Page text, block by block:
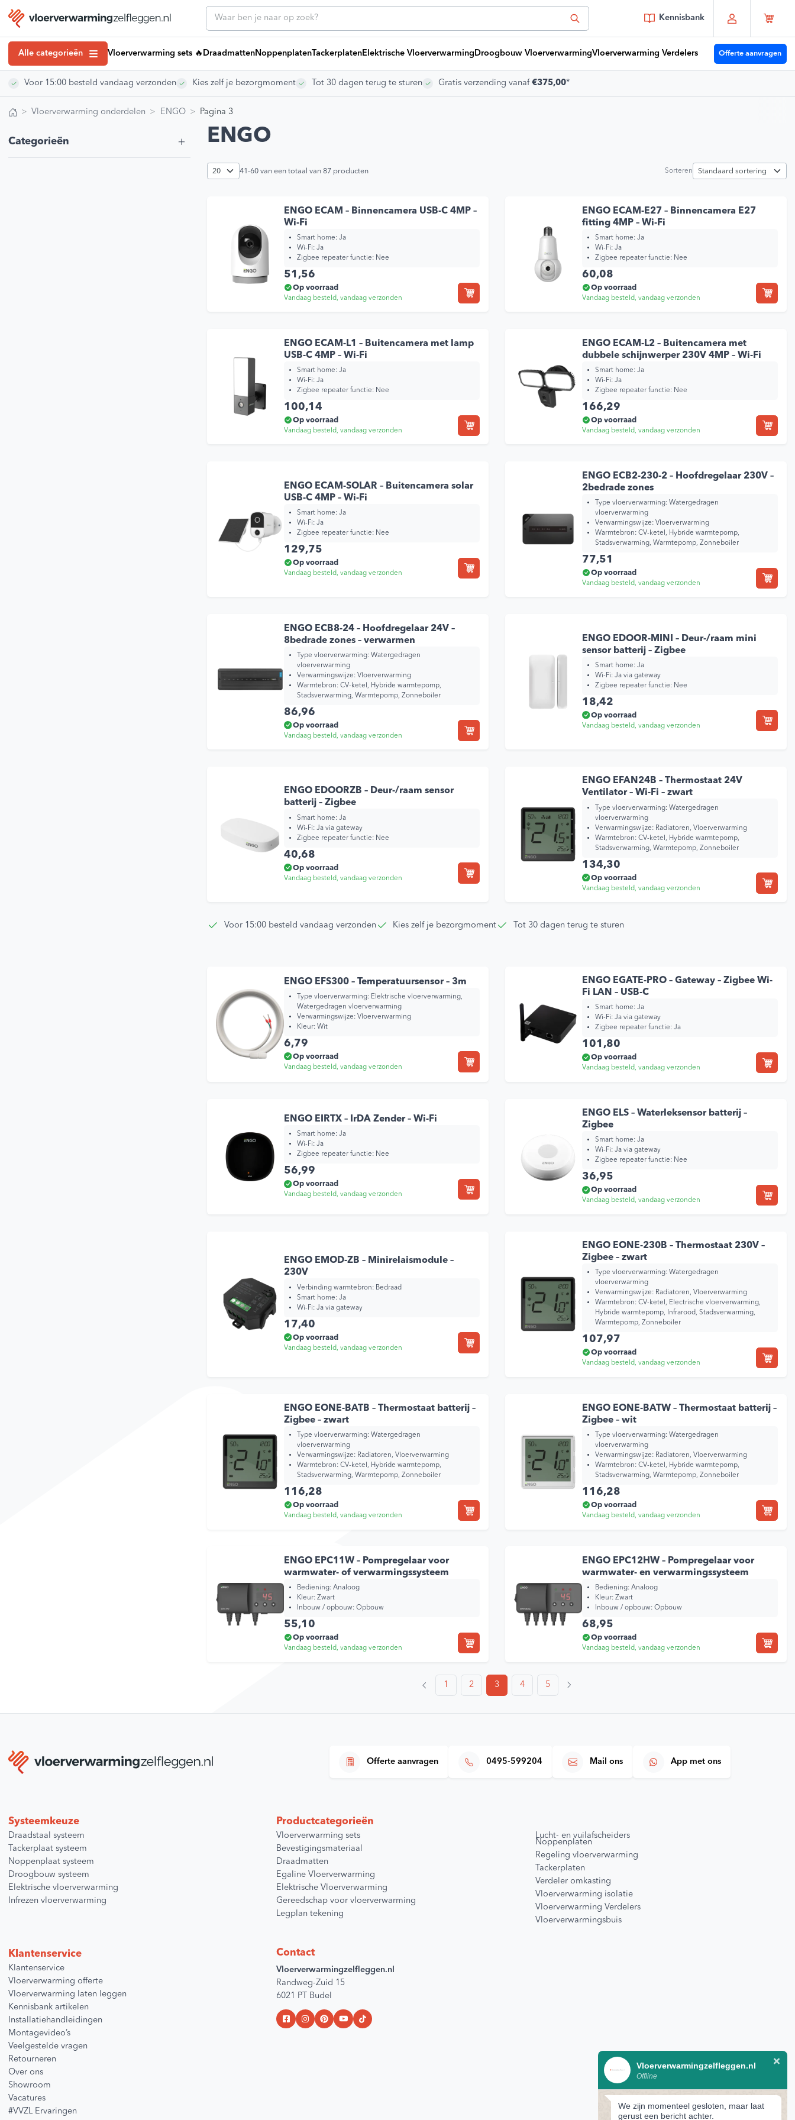
Kennisbank
Alle categorieën
Noppenplaten
Elektrische Vloerverwarming
Klantenservice
Vloerverwarming offerte
Vloerverwarming laten leggen
Kennisbank artikelen
Montagevideo’s
Veelgestelde vragen
Vacatures
#VVZL Ervaringen
Voor 15:00 besteld vandaag verzonden
Gratis verzending vanaf €375,00*
Vloerverwarming sets 🔥 Draadmatten NoppenplatenTackerplaten Elektrische Vloerverwarming Droogbouw VloerverwarmingVloerverwarming Verdelers Offerte aanvragen
Voor 15:00 besteld vandaag verzonden Kies zelf je bezorgmoment Tot 30 dagen terug te sturen Gratis verzending vanaf€375,00*
Vloerverwarming onderdelen ENGO Pagina 3
Categorieën ENGO
41-60van een totaal van 87 producten Sorteren
ENGO ECAM – Binnencamera USB-C 4MP –
Wi-Fi
Smart home: Ja
Wi-Fi: Ja
Zigbee repeater functie: Nee
51,56
Op voorraad
Vandaag besteld, vandaag verzonden
ENGO ECAM-E27 – Binnencamera E27
fitting 4MP – Wi-Fi
Smart home: Ja
Wi-Fi: Ja
Zigbee repeater functie: Nee
60,08
Op voorraad
Vandaag besteld, vandaag verzonden
ENGO ECAM-L1 – Buitencamera met lamp
USB-C 4MP – Wi-Fi
Smart home: Ja
Wi-Fi: Ja
Zigbee repeater functie: Nee
100,14
Op voorraad
Vandaag besteld, vandaag verzonden
ENGO ECAM-L2 – Buitencamera met
dubbele schijnwerper 230V 4MP – Wi-Fi
Smart home: Ja
Wi-Fi: Ja
Zigbee repeater functie: Nee
166,29
Op voorraad
Vandaag besteld, vandaag verzonden
ENGO ECAM-SOLAR – Buitencamera solar
USB-C 4MP – Wi-Fi
Smart home: Ja
Wi-Fi: Ja
Zigbee repeater functie: Nee
129,75
Op voorraad
Vandaag besteld, vandaag verzonden
ENGO ECB2-230-2 – Hoofdregelaar 230V –
2bedrade zones
Type vloerverwarming: Watergedragen
vloerverwarming
Verwarmingswijze: Vloerverwarming
Warmtebron: CV-ketel, Hybride warmtepomp,
Stadsverwarming, Warmtepomp, Zonneboiler
77,51
Op voorraad
Vandaag besteld, vandaag verzonden
ENGO ECB8-24 – Hoofdregelaar 24V –
8bedrade zones – verwarmen
Type vloerverwarming: Watergedragen
vloerverwarming
Verwarmingswijze: Vloerverwarming
Warmtebron: CV-ketel, Hybride warmtepomp,
Stadsverwarming, Warmtepomp, Zonneboiler
86,96
Op voorraad
Vandaag besteld, vandaag verzonden
ENGO EDOOR-MINI – Deur-/raam mini
sensor batterij – Zigbee
Smart home: Ja
Wi-Fi: Ja via gateway
Zigbee repeater functie: Nee
18,42
Op voorraad
Vandaag besteld, vandaag verzonden
ENGO EDOORZB – Deur-/raam sensor
batterij – Zigbee
Smart home: Ja
Wi-Fi: Ja via gateway
Zigbee repeater functie: Nee
40,68
Op voorraad
Vandaag besteld, vandaag verzonden
ENGO EFAN24B – Thermostaat 24V
Ventilator – Wi-Fi – zwart
Type vloerverwarming: Watergedragen
vloerverwarming
Verwarmingswijze: Radiatoren, Vloerverwarming
Warmtebron: CV-ketel, Hybride warmtepomp,
Stadsverwarming, Warmtepomp, Zonneboiler
134,30
Op voorraad
Vandaag besteld, vandaag verzonden
Voor 15:00 besteld vandaag verzonden Kies zelf je bezorgmoment Tot 30 dagen terug te sturen
ENGO EFS300 – Temperatuursensor – 3m
Type vloerverwarming: Elektrische vloerverwarming,
Watergedragen vloerverwarming
Verwarmingswijze: Vloerverwarming
Kleur: Wit
6,79
Op voorraad
Vandaag besteld, vandaag verzonden
ENGO EGATE-PRO – Gateway – Zigbee Wi-
Fi LAN – USB-C
Smart home: Ja
Wi-Fi: Ja via gateway
Zigbee repeater functie: Ja
101,80
Op voorraad
Vandaag besteld, vandaag verzonden
ENGO EIRTX – IrDA Zender – Wi-Fi
Smart home: Ja
Wi-Fi: Ja
Zigbee repeater functie: Nee
56,99
Op voorraad
Vandaag besteld, vandaag verzonden
ENGO ELS – Waterleksensor batterij –
Zigbee
Smart home: Ja
Wi-Fi: Ja via gateway
Zigbee repeater functie: Nee
36,95
Op voorraad
Vandaag besteld, vandaag verzonden
ENGO EMOD-ZB – Minirelaismodule –
230V
Verbinding warmtebron: Bedraad
Smart home: Ja
Wi-Fi: Ja via gateway
17,40
Op voorraad
Vandaag besteld, vandaag verzonden
ENGO EONE-230B – Thermostaat 230V –
Zigbee – zwart
Type vloerverwarming: Watergedragen
vloerverwarming
Verwarmingswijze: Radiatoren, Vloerverwarming
Warmtebron: CV-ketel, Electrische vloerverwarming,
Hybride warmtepomp, Infrarood, Stadsverwarming,
Warmtepomp, Zonneboiler
107,97
Op voorraad
Vandaag besteld, vandaag verzonden
ENGO EONE-BATB – Thermostaat batterij –
Zigbee – zwart
Type vloerverwarming: Watergedragen
vloerverwarming
Verwarmingswijze: Radiatoren, Vloerverwarming
Warmtebron: CV-ketel, Hybride warmtepomp,
Stadsverwarming, Warmtepomp, Zonneboiler
116,28
Op voorraad
Vandaag besteld, vandaag verzonden
ENGO EONE-BATW – Thermostaat batterij –
Zigbee – wit
Type vloerverwarming: Watergedragen
vloerverwarming
Verwarmingswijze: Radiatoren, Vloerverwarming
Warmtebron: CV-ketel, Hybride warmtepomp,
Stadsverwarming, Warmtepomp, Zonneboiler
116,28
Op voorraad
Vandaag besteld, vandaag verzonden
ENGO EPC11W – Pompregelaar voor
warmwater- of verwarmingssysteem
Bediening: Analoog
Kleur: Zwart
Inbouw / opbouw: Opbouw
55,10
Op voorraad
Vandaag besteld, vandaag verzonden
ENGO EPC12HW – Pompregelaar voor
warmwater- en verwarmingssysteem
Bediening: Analoog
Kleur: Zwart
Inbouw / opbouw: Opbouw
68,95
Op voorraad
Vandaag besteld, vandaag verzonden
1 2 3 4 5
Offerte aanvragen 0495-599204 Mail ons App met ons
Systeemkeuze
Draadstaal systeem
Tackerplaat systeem
Noppenplaat systeem
Droogbouw systeem
Elektrische vloerverwarming
Infrezen vloerverwarming
Productcategorieën
Vloerverwarming sets
Bevestigingsmateriaal
Draadmatten
Egaline Vloerverwarming
Elektrische Vloerverwarming
Gereedschap voor vloerverwarming
Legplan tekening
Lucht- en vuilafscheiders
Noppenplaten
Regeling vloerverwarming
Tackerplaten
Verdeler omkasting
Vloerverwarming isolatie
Vloerverwarming Verdelers
Vloerverwarmingsbuis
Klantenservice
Klantenservice
Vloerverwarming offerte
Vloerverwarming laten leggen
Kennisbank artikelen
Installatiehandleidingen
Montagevideo’s
Veelgestelde vragen
Retourneren
Over ons
Showroom
Vacatures
#VVZL Ervaringen
Contact
Vloerverwarmingzelfleggen.nl
Randweg-Zuid 15
6021 PT Budel
Vloerverwarmingzelfleggen.nl
Offline
We zijn momenteel gesloten, maar laat
gerust een bericht achter.